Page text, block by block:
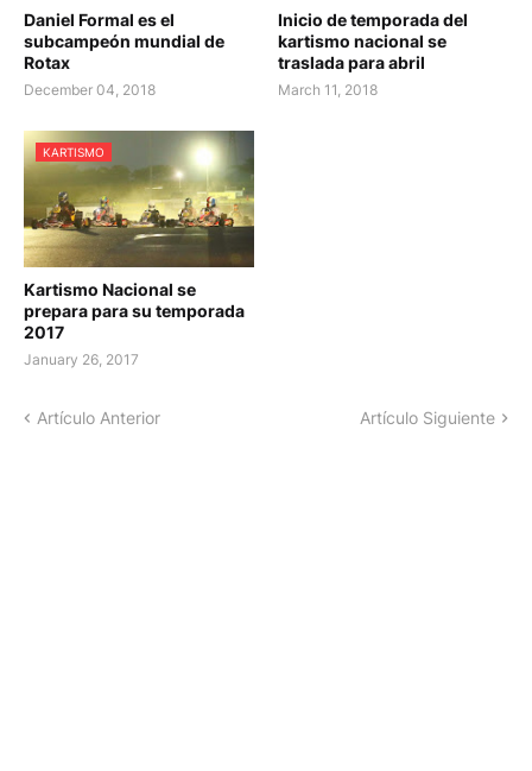
Daniel Formal es el
subcampeón mundial de
Rotax
December 04, 2018
Inicio de temporada del
kartismo nacional se
traslada para abril
March 11, 2018
KARTISMO
Kartismo Nacional se
prepara para su temporada
2017
January 26, 2017
Artículo Anterior Artículo Siguiente